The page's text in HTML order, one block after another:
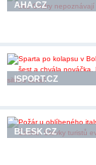
AHA.CZ
ISPORT.CZ
BLESK.CZ